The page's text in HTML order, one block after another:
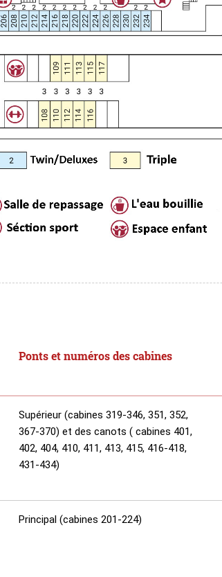
Ponts et numéros des cabines
Supérieur (cabines 319-346, 351, 352,
367-370) et des canots ( cabines 401,
402, 404, 410, 411, 413, 415, 416-418,
431-434)
Principal (cabines 201-224)